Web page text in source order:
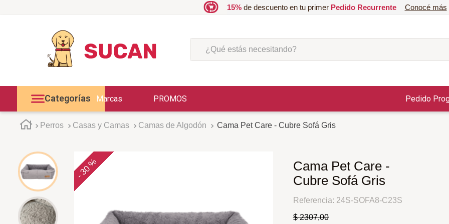
15%de descuento en tu primer Pedido Recurrente Conocé más
¿Qué estás necesitando?
Categorías Marcas PROMOS Pedido
Perros Casas y Camas Camas de Algodón Cama Pet Care - Cubre Sofá Gris
-
30 %
Cama Pet Care -
Cubre Sofá Gris
Referencia: 24S-SOFA8-C23S
$ 2307,00